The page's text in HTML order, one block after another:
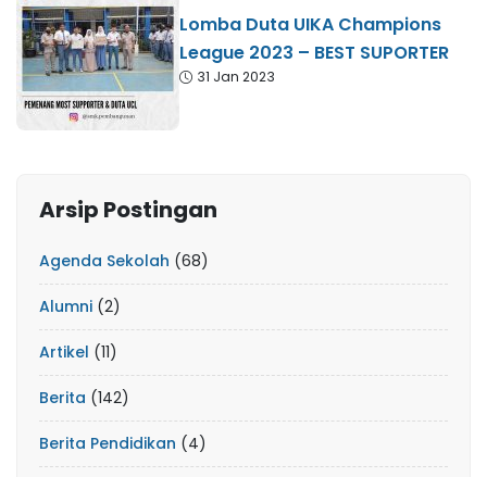
Lomba Duta UIKA Champions
League 2023 – BEST SUPORTER
31 Jan 2023
Arsip Postingan
Agenda Sekolah (68)
Alumni (2)
Artikel (11)
Berita (142)
Berita Pendidikan (4)